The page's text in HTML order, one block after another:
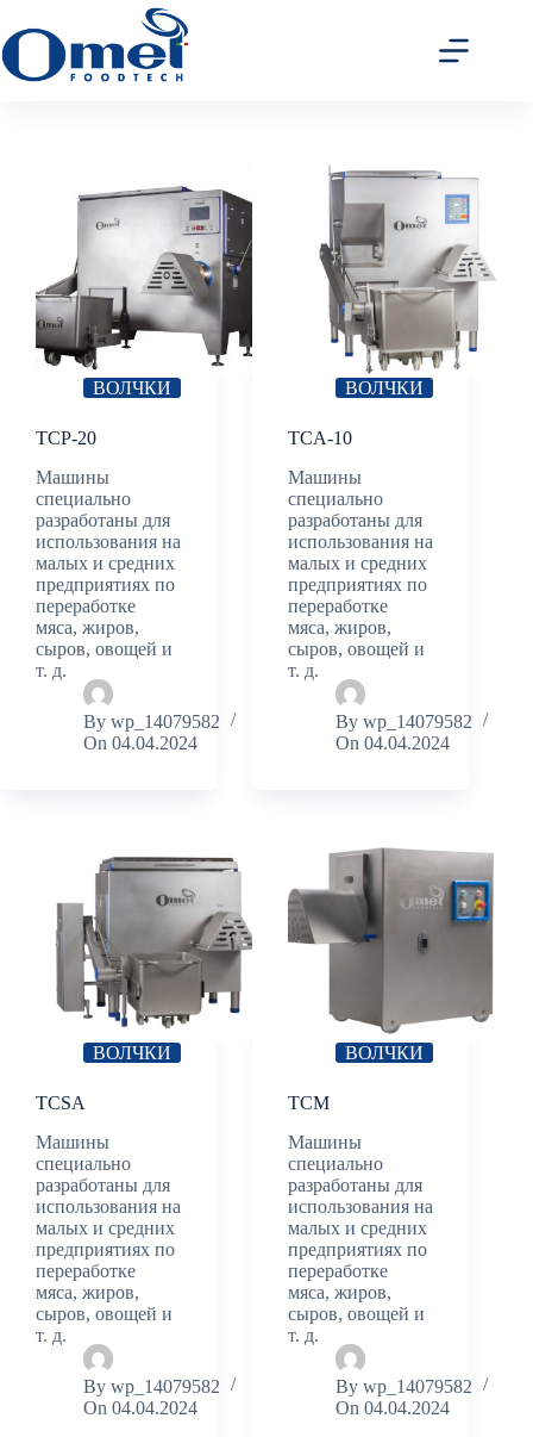
сути
ВОЛЧКИ
TCP-20
Машины
специально
разработаны для
использования на
малых и средних
предприятиях по
переработке
мяса, жиров,
сыров, овощей и
т. д.
By wp_14079582
On 04.04.2024
ВОЛЧКИ
TCA-10
Машины
специально
разработаны для
использования на
малых и средних
предприятиях по
переработке
мяса, жиров,
сыров, овощей и
т. д.
By wp_14079582
On 04.04.2024
ВОЛЧКИ
TCSA
Машины
специально
разработаны для
использования на
малых и средних
предприятиях по
переработке
мяса, жиров,
сыров, овощей и
т. д.
By wp_14079582
On 04.04.2024
ВОЛЧКИ
TCM
Машины
специально
разработаны для
использования на
малых и средних
предприятиях по
переработке
мяса, жиров,
сыров, овощей и
т. д.
By wp_14079582
On 04.04.2024